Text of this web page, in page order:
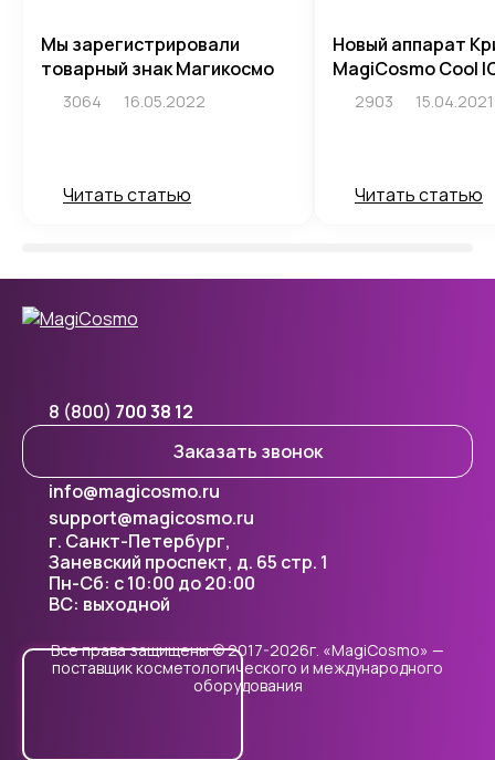
Мы зарегистрировали
товарный знак Магикосмо
3064 16.05.2022
Читать статью
Новый аппарат
MagiCosmo Cool
2903 15.04.2021
Читать статью
8 (800) 700 38 12
Заказать звонок
г. Санкт-Петербург,
Заневский проспект, д. 65 стр. 1
info@magicosmo.ru
support@magicosmo.ru
Пн-Сб: с 10:00 до 20:00
ВС: выходной
Все права защищены © 2017-2026г. «MagiCosmo» —
поставщик косметологического и международного
оборудования